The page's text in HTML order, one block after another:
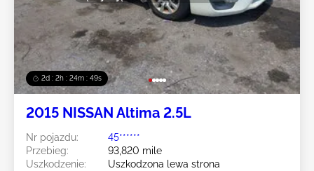
2d : 2h : 24m : 47s
2015 NISSAN Altima 2.5L
Nr pojazdu:
45******
Przebieg:
93,820 mile
Uszkodzenie:
Uszkodzona lewa strona